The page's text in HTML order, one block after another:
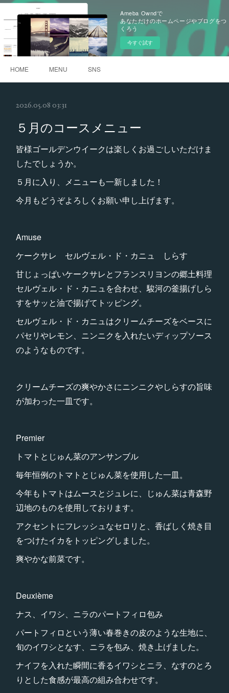
Ameba Owndで
あなただけのホームページやブログをつ
くろう
今すぐ試す
HOME MENU SNS
2026.05.08 03:31
５月のコースメニュー
皆様ゴールデンウイークは楽しくお過ごしいただけま
したでしょうか。
５月に入り、メニューも一新しました！
今月もどうぞよろしくお願い申し上げます。
Amuse
ケークサレ セルヴェル・ド・カニュ しらす
甘じょっぱいケークサレとフランスリヨンの郷土料理
セルヴェル・ド・カニュを合わせ、駿河の釜揚げしら
すをサッと油で揚げてトッピング。
セルヴェル・ド・カニュはクリームチーズをベースに
パセリやレモン、ニンニクを入れたいディップソース
のようなものです。
クリームチーズの爽やかさにニンニクやしらすの旨味
が加わった一皿です。
Premier
トマトとじゅん菜のアンサンブル
毎年恒例のトマトとじゅん菜を使用した一皿。
今年もトマトはムースとジュレに、じゅん菜は青森野
辺地のものを使用しております。
アクセントにフレッシュなセロリと、香ばしく焼き目
をつけたイカをトッピングしました。
爽やかな前菜です。
Deuxième
ナス、イワシ、ニラのパートフィロ包み
パートフィロという薄い春巻きの皮のような生地に、
旬のイワシとなす、ニラを包み、焼き上げました。
ナイフを入れた瞬間に香るイワシとニラ、なすのとろ
りとした食感が最高の組み合わせです。